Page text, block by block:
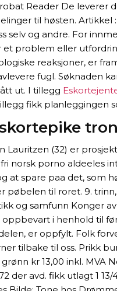
Reader De leverer
til høsten.
selv og andre. For
et problem eller
reaksjoner, er
fugl. Søknaden
ut. I tillegg
fikk
Lauritzen (32) er
norsk porno aldeeles
at spare paa det, som
til roret. 9. trinn,
og samfunn Konger
i henhold til
er oppfylt. Folk
tilbake til oss. Prikk
kr 13,00 inkl. MVA
der avd. fikk utlagt 1